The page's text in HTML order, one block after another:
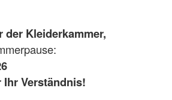
der Kleiderkammer,
Verständnis!